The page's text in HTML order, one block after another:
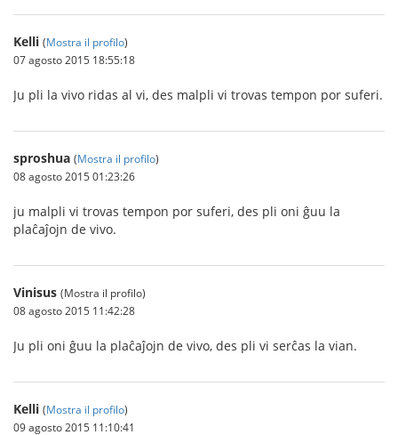
Kelli (Mostra il profilo)
07 agosto 2015 18:55:18
Ju pli la vivo ridas al vi, des malpli vi trovas tempon por suferi.
sproshua (Mostra il profilo)
08 agosto 2015 01:23:26
ju malpli vi trovas tempon por suferi, des pli oni ĝuu la
plaĉaĵojn de vivo.
Vinisus (Mostra il profilo)
08 agosto 2015 11:42:28
Ju pli oni ĝuu la plaĉaĵojn de vivo, des pli vi serĉas la vian.
Kelli (Mostra il profilo)
09 agosto 2015 11:10:41